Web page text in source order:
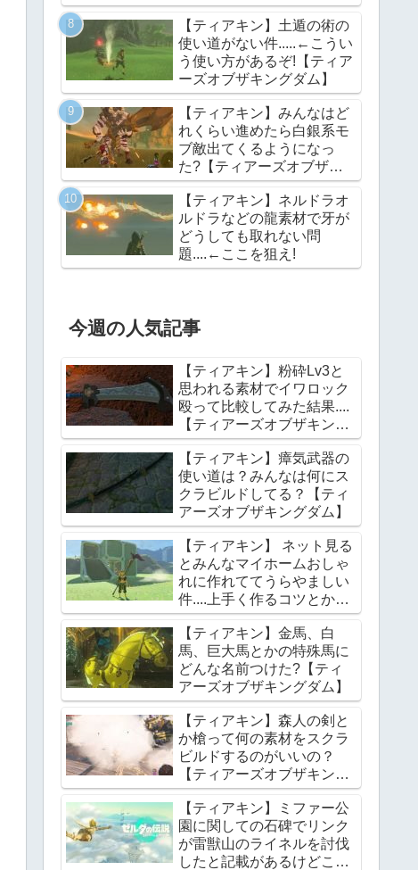
っていつの話?【ティアー
ズオブザキングダム】
【ティアキン】土遁の術の
使い道がない件.....←こうい
う使い方があるぞ!【ティア
ーズオブザキングダム】
【ティアキン】みんなはど
れくらい進めたら白銀系モ
ブ敵出てくるようになっ
た?【ティアーズオブザキ
ングダム】
【ティアキン】ネルドラオ
ルドラなどの龍素材で牙が
どうしても取れない問
題....←ここを狙え!
今週の人気記事
【ティアキン】粉砕Lv3と
思われる素材でイワロック
殴って比較してみた結果....
【ティアーズオブザキング
ダム】
【ティアキン】瘴気武器の
使い道は？みんなは何にス
クラビルドしてる？【ティ
アーズオブザキングダム】
【ティアキン】 ネット見る
とみんなマイホームおしゃ
れに作れててうらやましい
件....上手く作るコツとかあ
る？【ティアーズオブザキ
ングダム】
【ティアキン】金馬、白
馬、巨大馬とかの特殊馬に
どんな名前つけた?【ティ
アーズオブザキングダム】
【ティアキン】森人の剣と
か槍って何の素材をスクラ
ビルドするのがいいの？
【ティアーズオブザキング
ダム】
【ティアキン】ミファー公
園に関しての石碑でリンク
が雷獣山のライネルを討伐
したと記載があるけどこれ